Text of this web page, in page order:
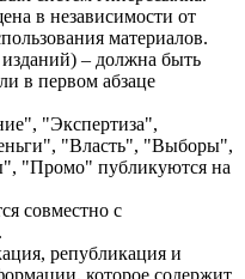
в независимости от
материалов.
– должна быть
в первом абзаце
"Экспертиза",
"Власть", "Выборы",
"Промо" публикуются на
совместно с
републикация и